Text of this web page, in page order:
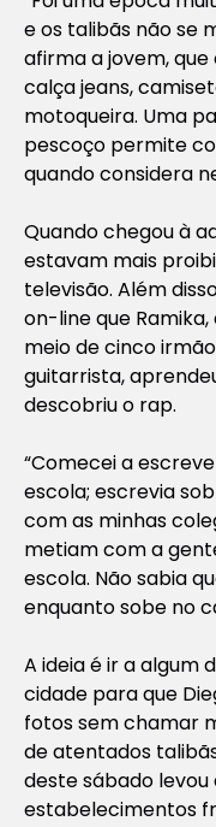
e os talibãs não se
afirma a jovem,
calça jeans,
motoqueira. Uma
pescoço permite
quando considera
Quando chegou à
estavam mais
televisão. Além
on-line que
meio de cinco
guitarrista,
descobriu o rap.
“Comecei a
escola; escrevia
com as minhas
metiam com a
escola. Não sabia
enquanto sobe no
A ideia é ir a algum
cidade para que
fotos sem chamar
de atentados
deste sábado
estabelecimentos